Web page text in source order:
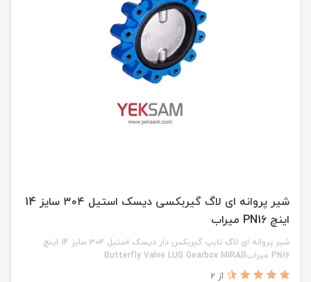
شیر پروانه ای لاگ گیربکسی دیسک استیل ۳۰۴ سایز 14
اینچ PN16 میراب
شیر پروانه ای لاگ تایپ گیربکس دار دیسک استیل ۳۰۴ سایز 14 اینچ
PN16 میرابButterfly Valve LUG Gearbox MIRAB
از 2